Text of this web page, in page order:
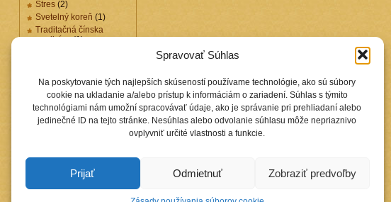
Spravovať Súhlas
Na poskytovanie tých najlepších skúseností používame technológie, ako sú súbory
cookie na ukladanie a/alebo prístup k informáciám o zariadení. Súhlas s týmito
technológiami nám umožní spracovávať údaje, ako je správanie pri prehliadaní alebo
jedinečné ID na tejto stránke. Nesúhlas alebo odvolanie súhlasu môže nepriaznivo
ovplyvniť určité vlastnosti a funkcie.
Prijať Odmietnuť Zobraziť predvoľby
Stres (2)
Svetelný koreň (1)
Traditačná čínska
medicína(1)
Účinky Muchovníka(1)
Vzácne kamene(15)
Žalúdok(2)
Zápal priedušiek (6)
Žlté maliny (1)